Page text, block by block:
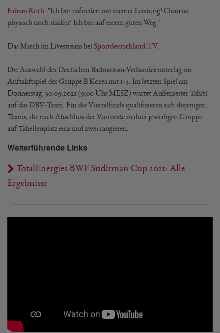
Fabian Roth: "Ich bin zufrieden mit meiner Leistung! Chou ist
physisch noch stärker! Ich bin auf einem guten Weg."
Das Match im Livestream bei Sportdeutschland.TV
Die Auswahl des Deutschen Badminton-Verbandes unterlag im
Auftakftspiel der Gruppe B Korea mit 1-4. Im letzten Spiel am
Donnerstag, 30.09.2021 (9:00 Uhr MESZ) wartet Außenseiter Tahiti
auf das DBV-Team. Für die Viertelfinals qualifizieren sich diejenigen
Teams, die nach Abschluss der Vorrunde in ihrer jeweiligen Gruppe
auf Tabellenplatz eins und zwei rangieren.
Weiterführende Links
TotalEnergies BWF Sudirman Cup 2021: Alle
Ergebnisse